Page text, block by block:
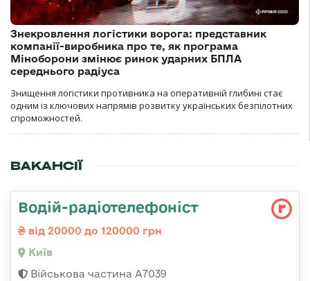
Знекровлення логістики ворога: представник
компанії-виробника про те, як програма
Міноборони змінює ринок ударних БПЛА
середнього радіуса
Знищення логістики противника на оперативній глибині стає
одним із ключових напрямів розвитку українських безпілотних
спроможностей.
ВАКАНСІЇ
Водій-радіотелефоніст
від 20000 до 120000 грн
Київ
Військова частина А7039